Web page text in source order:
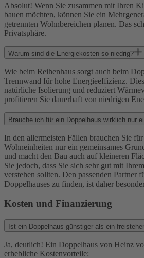
Absolut! Wenn Sie zusammen mit Ihren
bauen möchten, können Sie ein
getrennten Wohnbereichen planen. Das
Privatsphäre.
Warum sind die Energiekosten so niedrig?
Wie beim Reihenhaus sorgt auch beim
Trennwand für hohe Energieeffizienz.
natürliche Isolierung und reduziert
profitieren Sie dauerhaft von niedrigen
Brauche ich für ein Doppelhaus wirklich nur
In den allermeisten Fällen brauchen Sie
Wohneinheiten nur ein gemeinsames
und macht den Bau auch auf kleineren
Sie jedoch, dass Sie sich sehr gut mit
verstehen sollten. Den passenden Partner
Doppelhauses zu finden, ist daher
Kosten und Finanzierung
Ist ein Doppelhaus günstiger als ein
Ja, deutlich! Ein Doppelhaus von Heinz
erhebliche Kostenvorteile: